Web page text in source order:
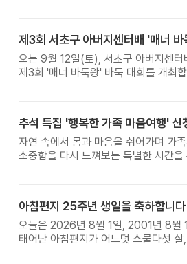
오는 9월 12일(토), 서초구 아버지센터
제3회 '매너 바둑왕' 바둑 대회를 개최
추석 특집 '행복한 가족 마음여행' 신
자연 속에서 몸과 마음을 쉬어가며 가족
소중함을 다시 느껴보는 특별한 시간을
아침편지 25주년 생일을 축하합니다
오늘은 2026년 8월 1일, 2001년 8월
태어난 아침편지가 어느덧 스물다섯 살,